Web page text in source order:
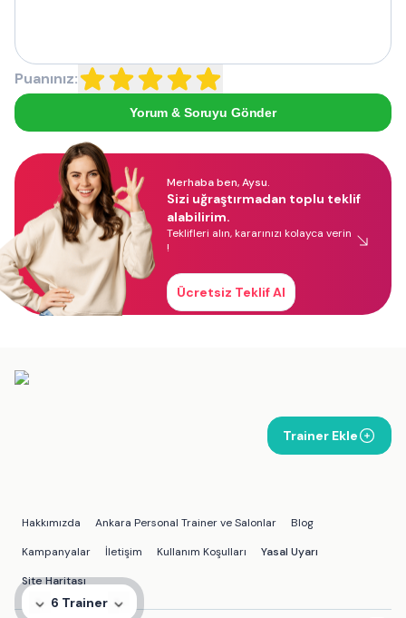
6 Trainer
Puanınız:
Yorum & Soruyu Gönder
Merhaba ben, Aysu.
Sizi uğraştırmadan toplu teklif
alabilirim.
Teklifleri alın, kararınızı kolayca verin
!
Ücretsiz Teklif Al
Trainer Ekle
Hakkımızda Ankara Personal Trainer ve Salonlar
Blog
Kampanyalar
İletişim Kullanım Koşulları
Yasal Uyarı
Site Haritası